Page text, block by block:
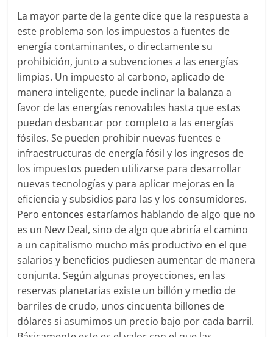
La mayor parte de la gente dice que la respuesta a
este problema son los impuestos a fuentes de
energía contaminantes, o directamente su
prohibición, junto a subvenciones a las energías
limpias. Un impuesto al carbono, aplicado de
manera inteligente, puede inclinar la balanza a
favor de las energías renovables hasta que estas
puedan desbancar por completo a las energías
fósiles. Se pueden prohibir nuevas fuentes e
infraestructuras de energía fósil y los ingresos de
los impuestos pueden utilizarse para desarrollar
nuevas tecnologías y para aplicar mejoras en la
eficiencia y subsidios para las y los consumidores.
Pero entonces estaríamos hablando de algo que no
es un New Deal, sino de algo que abriría el camino
a un capitalismo mucho más productivo en el que
salarios y beneficios pudiesen aumentar de manera
conjunta. Según algunas proyecciones, en las
reservas planetarias existe un billón y medio de
barriles de crudo, unos cincuenta billones de
dólares si asumimos un precio bajo por cada barril.